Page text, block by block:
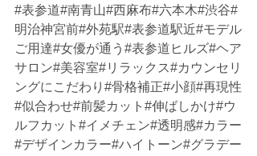
#表参道#南青山#西麻布#六本木#渋谷#
明治神宮前#外苑駅#表参道駅近#モデル
ご用達#女優が通う#表参道ヒルズ#ヘア
サロン#美容室#リラックス#カウンセリ
ングにこだわり#骨格補正#小顔#再現性
#似合わせ#前髪カット#伸ばしかけ#ウ
ルフカット#イメチェン#透明感#カラー
#デザインカラー#ハイトーン#グラデー